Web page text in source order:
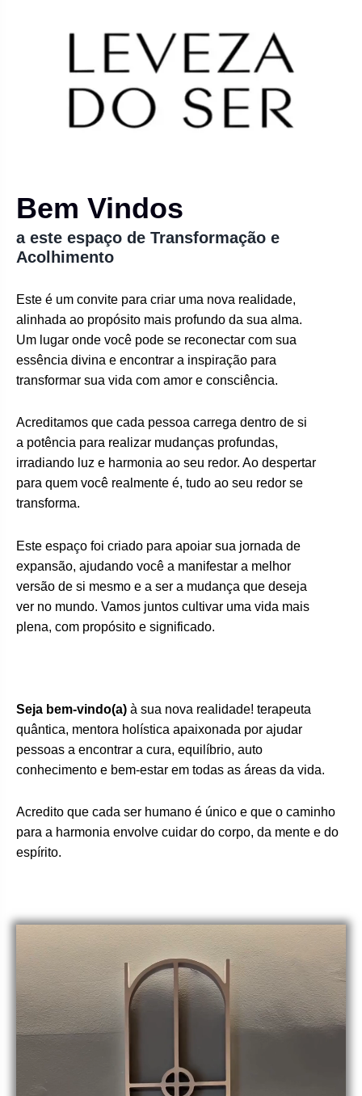
Bem Vindos
a este espaço de Transformação e
Acolhimento
Este é um convite para criar uma nova realidade,
alinhada ao propósito mais profundo da sua alma.
Um lugar onde você pode se reconectar com sua
essência divina e encontrar a inspiração para
transformar sua vida com amor e consciência.
Acreditamos que cada pessoa carrega dentro de si
a potência para realizar mudanças profundas,
irradiando luz e harmonia ao seu redor. Ao despertar
para quem você realmente é, tudo ao seu redor se
transforma.
Este espaço foi criado para apoiar sua jornada de
expansão, ajudando você a manifestar a melhor
versão de si mesmo e a ser a mudança que deseja
ver no mundo. Vamos juntos cultivar uma vida mais
plena, com propósito e significado.
Seja bem-vindo(a) à sua nova realidade! terapeuta
quântica, mentora holística apaixonada por ajudar
pessoas a encontrar a cura, equilíbrio, auto
conhecimento e bem-estar em todas as áreas da vida.
Acredito que cada ser humano é único e que o caminho
para a harmonia envolve cuidar do corpo, da mente e do
espírito.